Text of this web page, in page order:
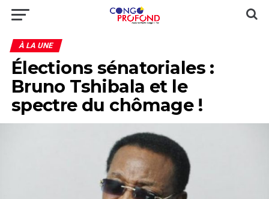
À LA UNE
Élections sénatoriales :
Bruno Tshibala et le
spectre du chômage !